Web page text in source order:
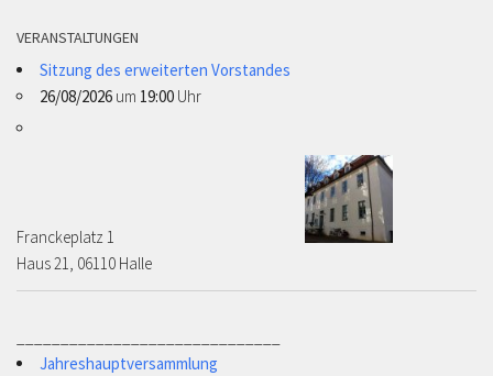
VERANSTALTUNGEN
Sitzung des erweiterten Vorstandes
26/08/2026 um 19:00 Uhr
Franckeplatz 1 ­­­­
Haus 21, 06110 Halle
Jahreshauptversammlung